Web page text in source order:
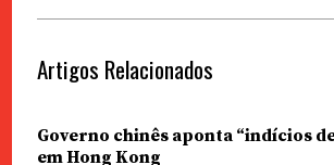
Artigos Relacionados
Governo chinês aponta “indícios
em Hong Kong